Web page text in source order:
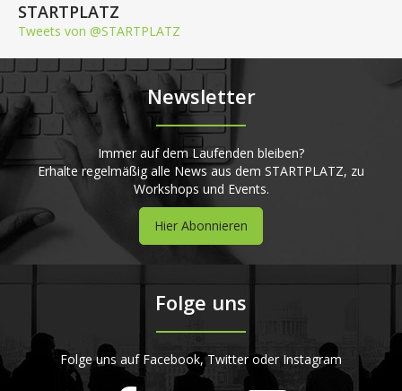
STARTPLATZ
Tweets von @STARTPLATZ
Newsletter
Immer auf dem Laufenden bleiben?
Erhalte regelmäßig alle News aus dem STARTPLATZ, zu
Workshops und Events.
Hier Abonnieren
Folge uns
Folge uns auf Facebook, Twitter oder Instagram